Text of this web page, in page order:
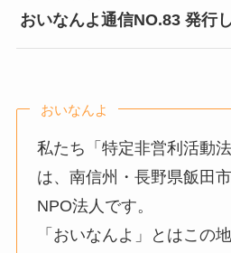
おいなんよ通信NO.83 発行
おいなんよ
私たち「特定非営利活動
は、南信州・長野県飯田
NPO法人です。
「おいなんよ」とはこの